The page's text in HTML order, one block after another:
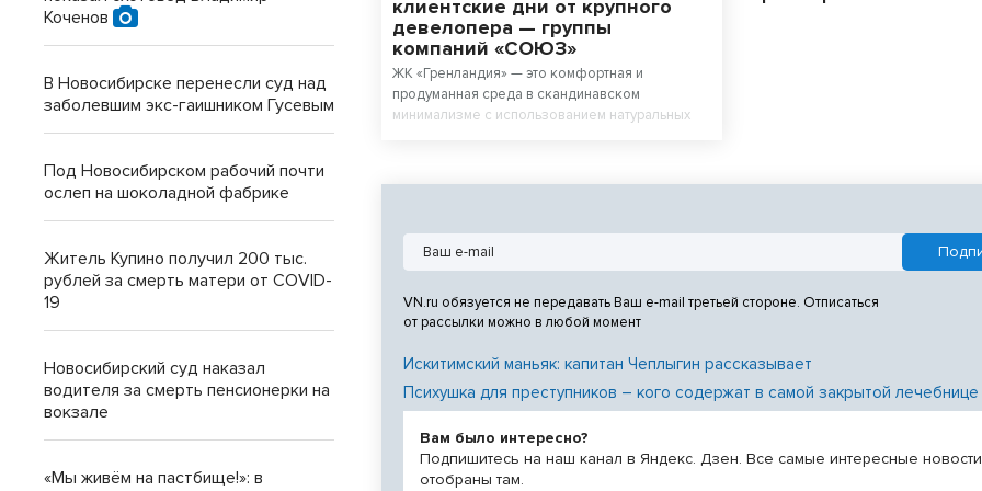
клиентские дни от крупного
девелопера — группы
компаний «СОЮЗ»
ЖК «Гренландия» — это комфортная и
продуманная среда в скандинавском
минимализме с использованием натуральных
VN.ru обязуется не передавать Ваш e-mail третьей стороне. Отписаться
от рассылки можно в любой момент
Искитимский маньяк: капитан Чеплыгин рассказывает
Психушка для преступников – кого содержат в самой закрытой
Вам было интересно?
Подпишитесь на наш канал в Яндекс. Дзен. Все самые интересные новости
отобраны там.
Коченов
В Новосибирске перенесли суд над
заболевшим экс-гаишником Гусевым
Под Новосибирском рабочий почти
ослеп на шоколадной фабрике
Житель Купино получил 200 тыс.
рублей за смерть матери от COVID-
19
Новосибирский суд наказал
водителя за смерть пенсионерки на
вокзале
«Мы живём на пастбище!»: в